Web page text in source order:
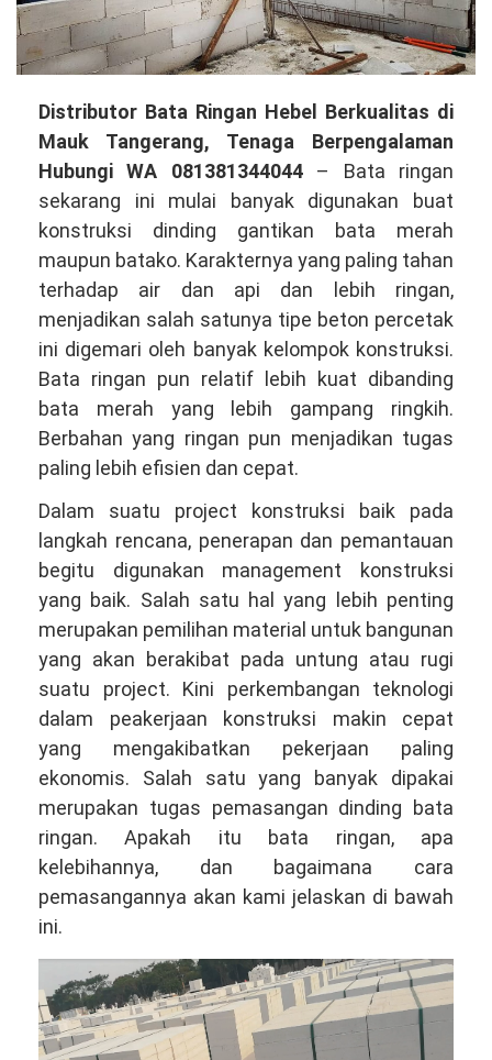
Distributor
Bata
Ringan
Hebel
Berkualitas
di
Mauk
Tangerang,
Tenaga
Profesional
Hubungi
WA
081381344044
Distributor Bata Ringan Hebel Berkualitas di
Mauk Tangerang, Tenaga Berpengalaman
Hubungi WA 081381344044– Bata ringan
sekarang ini mulai banyak digunakan buat
konstruksi dinding gantikan bata merah
maupun batako. Karakternya yang paling tahan
terhadap air dan api dan lebih ringan,
menjadikan salah satunya tipe beton percetak
ini digemari oleh banyak kelompok konstruksi.
Bata ringan pun relatif lebih kuat dibanding
bata merah yang lebih gampang ringkih.
Berbahan yang ringan pun menjadikan tugas
paling lebih efisien dan cepat.
Dalam suatu project konstruksi baik pada
langkah rencana, penerapan dan pemantauan
begitu digunakan management konstruksi
yang baik. Salah satu hal yang lebih penting
merupakan pemilihan material untuk bangunan
yang akan berakibat pada untung atau rugi
suatu project. Kini perkembangan teknologi
dalam peakerjaan konstruksi makin cepat
yang mengakibatkan pekerjaan paling
ekonomis. Salah satu yang banyak dipakai
merupakan tugas pemasangan dinding bata
ringan. Apakah itu bata ringan, apa
kelebihannya, dan bagaimana cara
pemasangannya akan kami jelaskan di bawah
ini.